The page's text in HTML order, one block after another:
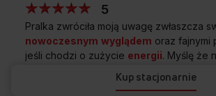
Kup stacjonarnie
5
Pralka zwróciła moją uwagę zwłaszcza
nowoczesnym wyglądem oraz fajnymi
jeśli chodzi o zużycie energii. Myślę że
na tej marce. #MojaOpiniaAmica